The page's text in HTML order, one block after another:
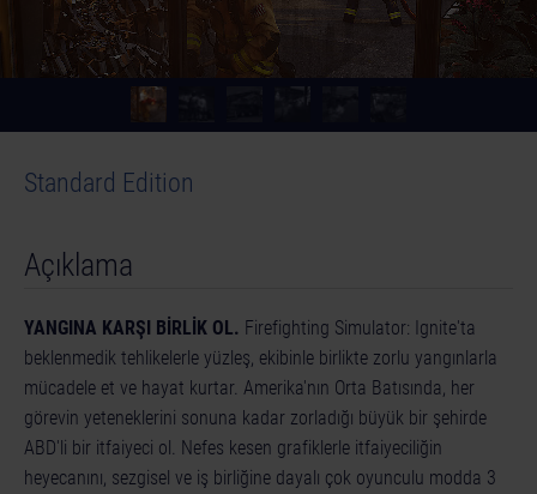
Standard Edition
Açıklama
YANGINA KARŞI BİRLİK OL. Firefighting Simulator: Ignite'ta
beklenmedik tehlikelerle yüzleş, ekibinle birlikte zorlu yangınlarla
mücadele et ve hayat kurtar. Amerika'nın Orta Batısında, her
görevin yeteneklerini sonuna kadar zorladığı büyük bir şehirde
ABD'li bir itfaiyeci ol. Nefes kesen grafiklerle itfaiyeciliğin
heyecanını, sezgisel ve iş birliğine dayalı çok oyunculu modda 3